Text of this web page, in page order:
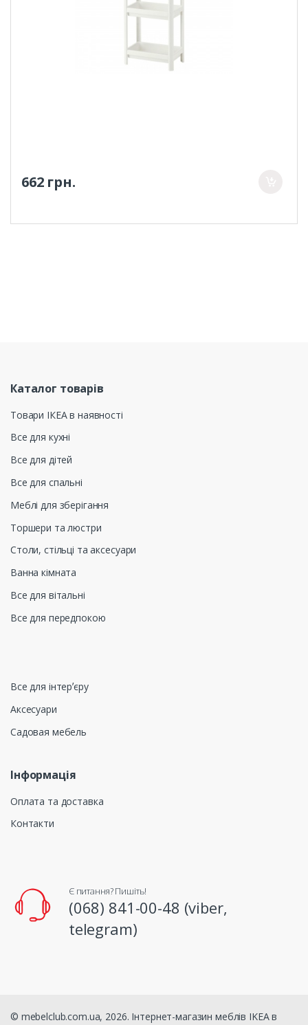
662 грн.
Каталог товарів
Товари ІКЕА в наявності
Все для кухні
Все для дітей
Все для спальні
Меблі для зберігання
Торшери та люстри
Столи, стільці та аксесуари
Ванна кімната
Все для вітальні
Все для передпокою
Все для інтерʼєру
Аксесуари
Садовая мебель
Інформація
Оплата та доставка
Контакти
Є питання? Пишіть!
(068) 841-00-48 (viber,
telegram)
© mebelclub.com.ua, 2026. Інтернет-магазин меблів IKEA в